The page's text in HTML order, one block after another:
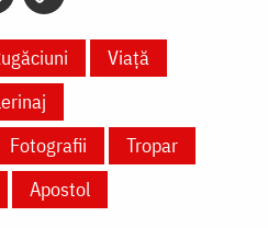
Viață
Fotografii
Tropar
Apostol